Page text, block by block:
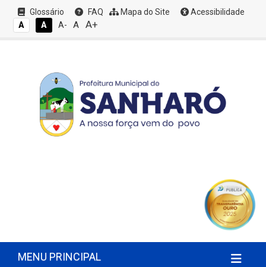
Glossário FAQ Mapa do Site
Acessibilidade
A
A A- A A+
MENU PRINCIPAL